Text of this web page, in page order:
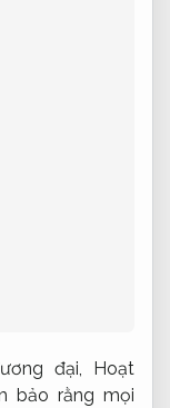
đại,
Hoạt
bảo rằng mọi